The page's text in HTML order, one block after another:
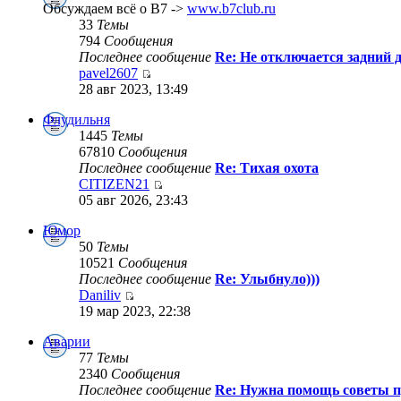
Обсуждаем всё о B7 -> www.b7club.ru
33 Темы
794 Сообщения
Последнее сообщение Re: Не отключается задний
pavel2607
28 авг 2023, 13:49
Флудильня
1445 Темы
67810 Сообщения
Последнее сообщение Re: Тихая охота
CITIZEN21
05 авг 2026, 23:43
Юмор
50 Темы
10521 Сообщения
Последнее сообщение Re: Улыбнуло)))
Daniliv
19 мар 2023, 22:38
Аварии
77 Темы
2340 Сообщения
Последнее сообщение Re: Нужна помощь советы